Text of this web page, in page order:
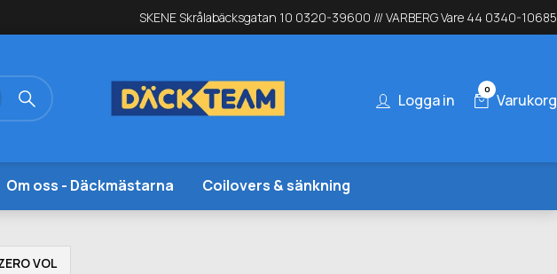
SKENE Skrålabäcksgatan 10 0320-39600 /// VARBERG Vare 44 0340-10685
Logga in
0
Varukorg
Om oss - Däckmästarna Coilovers & sänkning
VOL